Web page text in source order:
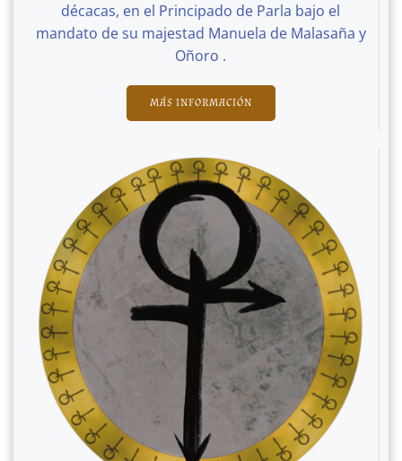
décacas, en el Principado de Parla bajo el
mandato de su majestad Manuela de Malasaña y
Oñoro .
MÁS INFORMACIÓN